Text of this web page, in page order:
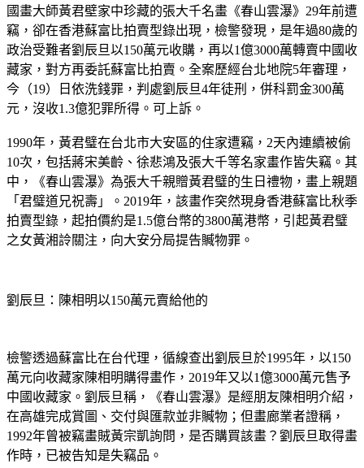
竊，卻在香港蘇富比拍賣型錄出現，檢警發現，是年過80歲的
政治受難者劉辰旦以150萬元收購，再以1億3000萬轉賣中國收
藏家，對方再委託蘇富比拍賣。全案歷經台北地院5年審理，
今（19）日依洗錢罪，判處劉辰旦4年徒刑，併科罰金300萬
元，沒收1.3億犯罪所得。可上訴。
10次，包括蔣宋美齡、徐悲鴻及張大千等名家畫作皆失竊。其
中，《春山雲瀑》為張大千親贈黃君璧的生日禮物，畫上親題
「君璧道兄祝壽」。2019年，該畫作突然現身香港蘇富比秋季
拍賣型錄，起拍價約是1.5億台幣的3800萬港幣，引起黃君璧
之女黃湘詅關注，向大安分局提告贓物罪。
萬元向收藏家陳相明購得畫作，2019年又以1億3000萬元售予
中國收藏家。劉辰旦稱，《春山雲瀑》是經朋友陳相明介紹，
在高雄完成賞圖、交付與匯款並非贓物；但畫廊業者證稱，
1992年曾被竊畫賊黃宗凱詢問，是否購買該畫？劉辰旦取得畫
作時，已被告知是失竊品。